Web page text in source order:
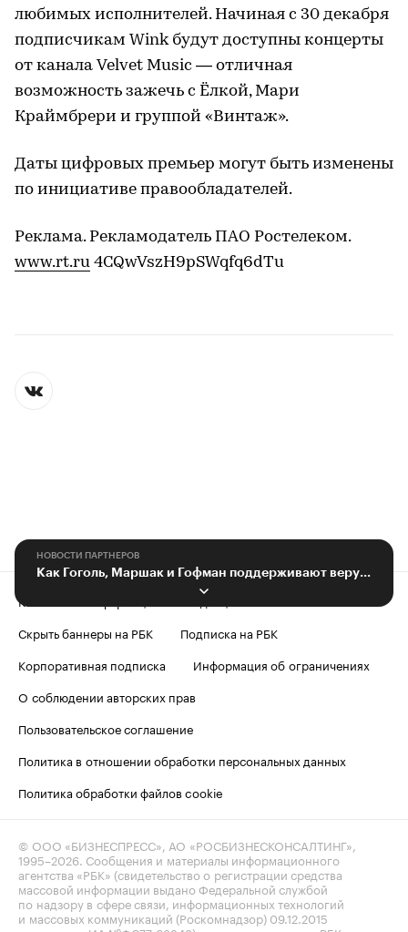
любимых исполнителей. Начиная с 30 декабря
подписчикам Wink будут доступны концерты
от канала Velvet Music — отличная
возможность зажечь с Ёлкой, Мари
Краймбрери и группой «Винтаж».
Даты цифровых премьер могут быть изменены
по инициативе правообладателей.
Реклама. Рекламодатель ПАО Ростелеком.
www.rt.ru 4CQwVszH9pSWqfq6dTu
НОВОСТИ ПАРТНЕРОВ
Как Гоголь, Маршак и Гофман поддерживают веру в чудеса
Контактная информация
Скрыть баннеры на РБК
Подписка на РБК
Корпоративная подписка
Информация об ограничениях
О соблюдении авторских прав
Пользовательское соглашение
Политика в отношении обработки персональных данных
Политика обработки файлов cookie
© ООО «БИЗНЕСПРЕСС», АО «РОСБИЗНЕСКОНСАЛТИНГ»,
1995–2026. Сообщения и материалы информационного
агентства «РБК» (свидетельство о регистрации средства
массовой информации выдано Федеральной службой
по надзору в сфере связи, информационных технологий
и массовых коммуникаций (Роскомнадзор) 09.12.2015